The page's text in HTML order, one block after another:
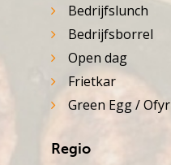
Bedrijfslunch
Bedrijfsborrel
Open dag
Frietkar
Green Egg / Ofyr
Regio